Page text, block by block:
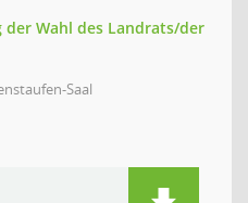
Wahl des Landrats/der
Saal